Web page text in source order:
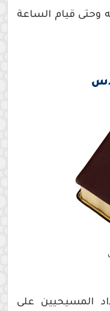
وحتى قيام الساعة
المسيحيين على